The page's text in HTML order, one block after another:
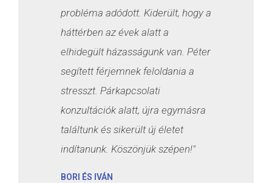
probléma adódott. Kiderült, hogy a
háttérben az évek alatt a
elhidegült házasságunk van. Péter
segített férjemnek feloldania a
stresszt. Párkapcsolati
konzultációk alatt, újra egymásra
találtunk és sikerült új életet
indítanunk. Köszönjük szépen!"
BORI ÉS IVÁN